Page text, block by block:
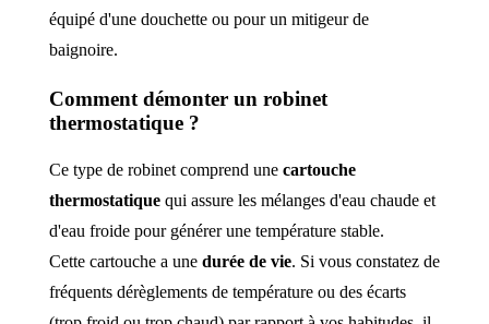
équipé d'une douchette ou pour un mitigeur de
baignoire.
Comment démonter un robinet
thermostatique ?
Ce type de robinet comprend une cartouche
thermostatiquequi assure les mélanges d'eau chaude et
d'eau froide pour générer une température stable.
Cette cartouche a une durée de vie. Si vous constatez de
fréquents dérèglements de température ou des écarts